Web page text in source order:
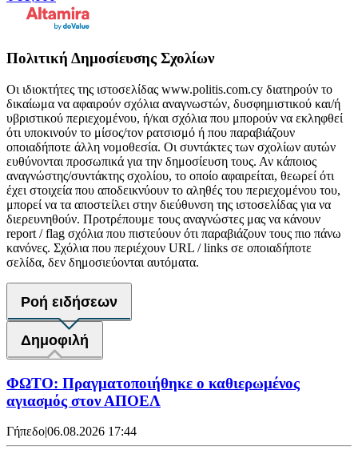
Πολιτική Δημοσίευσης Σχολίων
Οι ιδιοκτήτες της ιστοσελίδας www.politis.com.cy διατηρούν το
δικαίωμα να αφαιρούν σχόλια αναγνωστών, δυσφημιστικού και/ή
υβριστικού περιεχομένου, ή/και σχόλια που μπορούν να εκληφθεί
ότι υποκινούν το μίσος/τον ρατσισμό ή που παραβιάζουν
οποιαδήποτε άλλη νομοθεσία. Οι συντάκτες των σχολίων αυτών
ευθύνονται προσωπικά για την δημοσίευση τους. Αν κάποιος
αναγνώστης/συντάκτης σχολίου, το οποίο αφαιρείται, θεωρεί ότι
έχει στοιχεία που αποδεικνύουν το αληθές του περιεχομένου του,
μπορεί να τα αποστείλει στην διεύθυνση της ιστοσελίδας για να
διερευνηθούν. Προτρέπουμε τους αναγνώστες μας να κάνουν
report / flag σχόλια που πιστεύουν ότι παραβιάζουν τους πιο πάνω
κανόνες. Σχόλια που περιέχουν URL / links σε οποιαδήποτε
σελίδα, δεν δημοσιεύονται αυτόματα.
Ροή ειδήσεων
Δημοφιλή
ΦΩΤΟ: Πραγματοποιήθηκε ο καθιερωμένος
αγιασμός στον ΑΠΟΕΛ
Γήπεδο|06.08.2026 17:44